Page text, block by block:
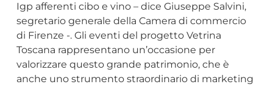
Igp afferenti cibo e vino – dice Giuseppe Salvini,
segretario generale della Camera di commercio
di Firenze -. Gli eventi del progetto Vetrina
Toscana rappresentano un’occasione per
valorizzare questo grande patrimonio, che è
anche uno strumento straordinario di marketing